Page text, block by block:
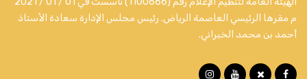
م مقرها الرئيسي العاصمة الرياض. رئيس مجلس الإدارة سعادة الأستاذ
أحمد بن محمد الخبراني.